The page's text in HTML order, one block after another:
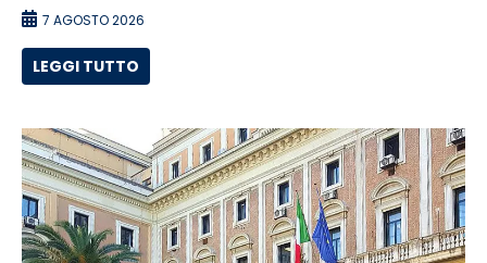
7 AGOSTO 2026
LEGGI TUTTO